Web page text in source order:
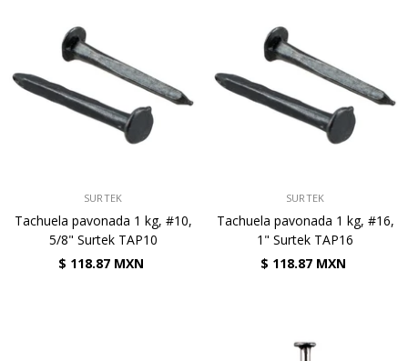
SURTEK
Tachuela pavonada 1 kg, #10,
5/8" Surtek TAP10
$ 118.87 MXN
SURTEK
Tachuela pavonada 1 kg, #16,
1" Surtek TAP16
$ 118.87 MXN